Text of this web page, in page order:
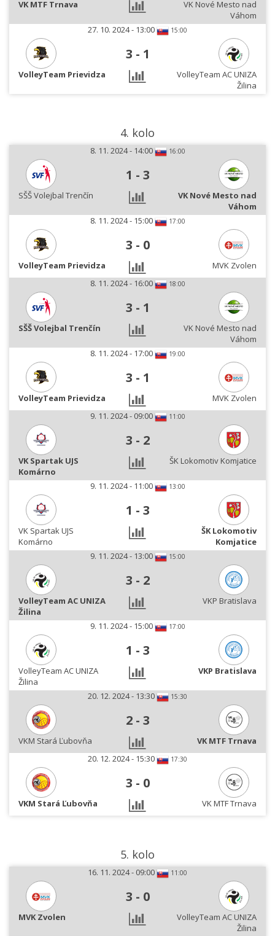
VK MTF Trnava
VK Nové Mesto nad
Váhom
27. 10. 2024 - 13:00
15:00
3 - 1
VolleyTeam Prievidza
VolleyTeam AC UNIZA
Žilina
4. kolo
8. 11. 2024 - 14:00 16:00
1 - 3
SŠŠ Volejbal Trenčín
VK Nové Mesto nad
Váhom
8. 11. 2024 - 15:00
17:00
3 - 0
VolleyTeam Prievidza
MVK Zvolen
8. 11. 2024 - 16:00
18:00
3 - 1
SŠŠ Volejbal Trenčín
VK Nové Mesto nad
Váhom
8. 11. 2024 - 17:00
19:00
3 - 1
VolleyTeam Prievidza
MVK Zvolen
9. 11. 2024 - 09:00
11:00
3 - 2
VK Spartak UJS
Komárno
ŠK Lokomotiv Komjatice
9. 11. 2024 - 11:00 13:00
1 - 3
VK Spartak UJS
Komárno
ŠK Lokomotiv
Komjatice
9. 11. 2024 - 13:00
15:00
3 - 2
VolleyTeam AC UNIZA
Žilina
VKP Bratislava
9. 11. 2024 - 15:00 17:00
1 - 3
VolleyTeam AC UNIZA
Žilina
VKP Bratislava
20. 12. 2024 - 13:30 15:30
2 - 3
VKM Stará Ľubovňa
VK MTF Trnava
20. 12. 2024 - 15:30
17:30
3 - 0
VKM Stará Ľubovňa VK MTF Trnava
5. kolo
16. 11. 2024 - 09:00 11:00
3 - 0
MVK Zvolen
VolleyTeam AC UNIZA
Žilina